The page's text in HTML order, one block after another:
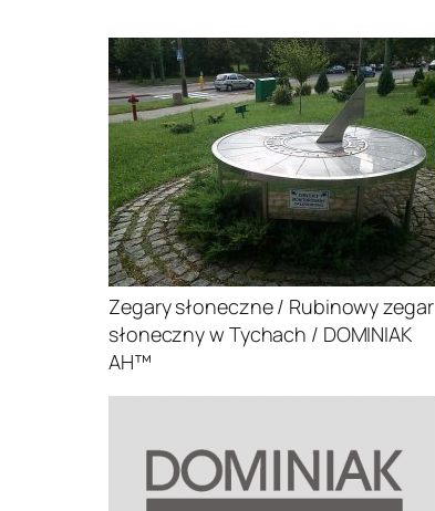
Zegary słoneczne / Rubinowy zegar
słoneczny w Tychach / DOMINIAK
AH™